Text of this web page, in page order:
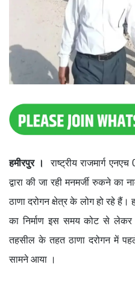
हमीरपुर ।
राष्ट्रीय राजमार्ग
द्वारा की जा रही मनमर्जी रुकने का
ठाणा दरोगन क्षेत्र के लोग हो रहे
का निर्माण इस समय कोट से
तहसील के तहत ठाणा दरोगन में
सामने आया ।